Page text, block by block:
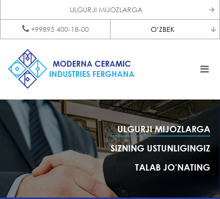
ULGURJI MIJOZLARGA
+99895 400-18-00 OʻZBEK
ULGURJI MIJOZLARGA
SIZNING USTUNLIGINGIZ
TALAB JO’NATING